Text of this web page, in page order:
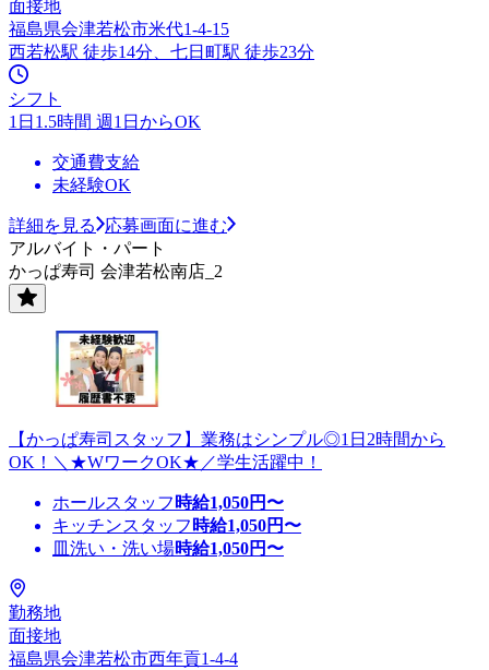
面接地
福島県会津若松市米代1-4-15
西若松駅 徒歩14分、七日町駅 徒歩23分
シフト
1日1.5時間 週1日からOK
交通費支給
未経験OK
詳細を見る
応募画面に進む
アルバイト・パート
かっぱ寿司 会津若松南店_2
【かっぱ寿司スタッフ】業務はシンプル◎1日2時間から
OK！＼★WワークOK★／学生活躍中！
ホールスタッフ 時給1,050円〜
キッチンスタッフ 時給1,050円〜
皿洗い・洗い場時給1,050円〜
勤務地
面接地
福島県会津若松市西年貢1-4-4